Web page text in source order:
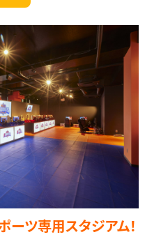
ツ専用スタジアム！